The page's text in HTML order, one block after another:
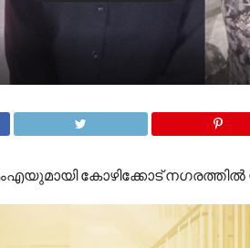
കോഴിക്കോട് നഗരത്തില്‍